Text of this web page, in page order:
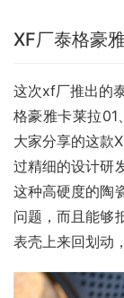
XF厂泰格豪
这次xf厂推出的
格豪雅卡莱拉01
大家分享的这款
过精细的设计研
这种高硬度的陶
问题，而且能够
表壳上来回划动